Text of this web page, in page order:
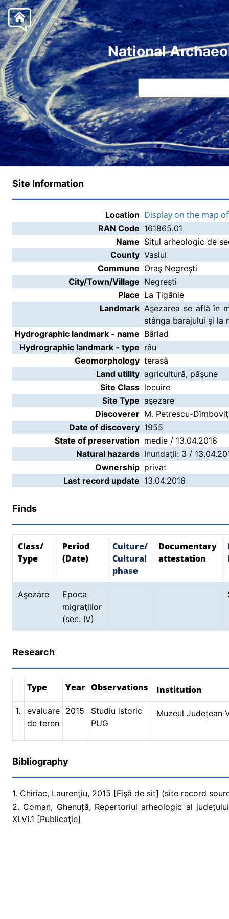
National
Site Information
Location Display on the map
RAN Code 161865.01
Name Situl arheologic de
County Vaslui
Commune Oraş Negreşti
City/Town/Village Negreşti
Place La Ţigănie
Landmark Aşezarea se află în
stânga barajului şi la
Hydrographic landmark - name Bârlad
Hydrographic landmark - type râu
Geomorphology terasă
Land utility agricultură, păşune
Site Class locuire
Site Type aşezare
Discoverer M. Petrescu-
Date of discovery 1955
State of preservation medie / 13.04.2016
Natural hazards Inundaţii: 3 /
Ownership privat
Last record update 13.04.2016
Finds
Class/
Type
Period
(Date)
Culture/
Cultural
phase
Documentary
attestation
Aşezare
Epoca
migraţiilor
(sec. IV)
Research
Type Year Observations Institution
1.
evaluare
de teren
2015
Studiu istoric
PUG
Muzeul Județean
Bibliography
1. Chiriac, Laurenţiu, 2015 [Fişă de sit] (site record
2. Coman, Ghenuță, Repertoriul arheologic al
XLVI.1 [Publicaţie]